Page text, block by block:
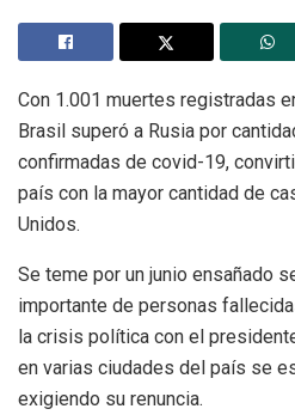
Con 1.001 muertes registradas
Brasil superó a Rusia por
confirmadas de covid-19,
país con la mayor cantidad de
Unidos.
Se teme por un junio ensañado
importante de personas
la crisis política con el
en varias ciudades del país se
exigiendo su renuncia.